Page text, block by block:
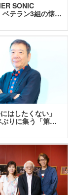
SONIC
ベテラン3組の懐…
はしたくない」
りに集う「第…